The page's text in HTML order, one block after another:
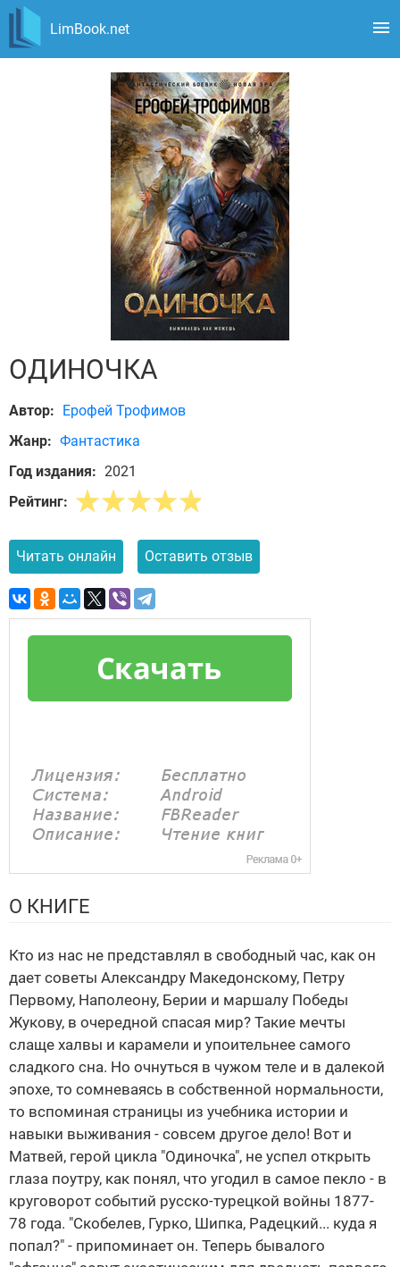
LimBook.net
ОДИНОЧКА
Автор: Ерофей Трофимов
Жанр: Фантастика
Год издания: 2021
Рейтинг:
Читать онлайн Оставить отзыв
О КНИГЕ
Кто из нас не представлял в свободный час, как он
дает советы Александру Македонскому, Петру
Первому, Наполеону, Берии и маршалу Победы
Жукову, в очередной спасая мир? Такие мечты
слаще халвы и карамели и упоительнее самого
сладкого сна. Но очнуться в чужом теле и в далекой
эпохе, то сомневаясь в собственной нормальности,
то вспоминая страницы из учебника истории и
навыки выживания - совсем другое дело! Вот и
Матвей, герой цикла "Одиночка", не успел открыть
глаза поутру, как понял, что угодил в самое пекло - в
круговорот событий русско-турецкой войны 1877-
78 года. "Скобелев, Гурко, Шипка, Радецкий... куда я
попал?" - припоминает он. Теперь бывалого